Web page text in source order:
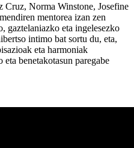
Cruz, Norma Winstone, Josefine
mentorea izan zen
gaztelaniazko eta ingelesezko
intimo bat sortu du, eta,
eta harmoniak
benetakotasun paregabe